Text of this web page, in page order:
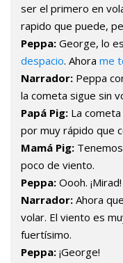
ser el primero en
rapido que puede,
Peppa: George, lo
despacio. Ahora me
Narrador: Peppa
la cometa sigue sin
Papá Pig: La
por muy rápido que
Mamá Pig:
poco de viento.
Peppa: Oooh.
Narrador: Ahora
volar. El viento es
fuertísimo.
Peppa: ¡George!